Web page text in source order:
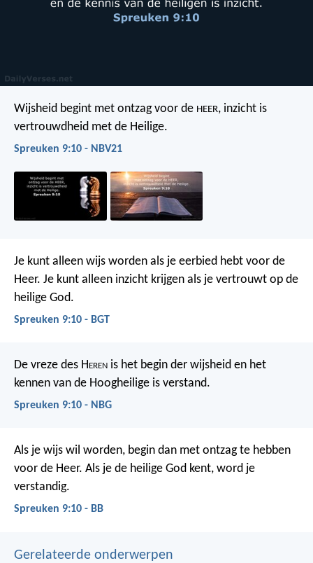
Wijsheid begint met ontzag voor de HEER, inzicht is
vertrouwdheid met de Heilige.
Spreuken 9:10 - NBV21
Je kunt alleen wijs worden als je eerbied hebt voor de
Heer. Je kunt alleen inzicht krijgen als je vertrouwt op de
heilige God.
Spreuken 9:10 - BGT
De vreze des Heren is het begin der wijsheid en het
kennen van de Hoogheilige is verstand.
Spreuken 9:10 - NBG
Als je wijs wil worden, begin dan met ontzag te hebben
voor de Heer. Als je de heilige God kent, word je
verstandig.
Spreuken 9:10 - BB
Gerelateerde onderwerpen